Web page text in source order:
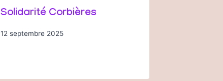
Solidarité Corbières
12 septembre 2025